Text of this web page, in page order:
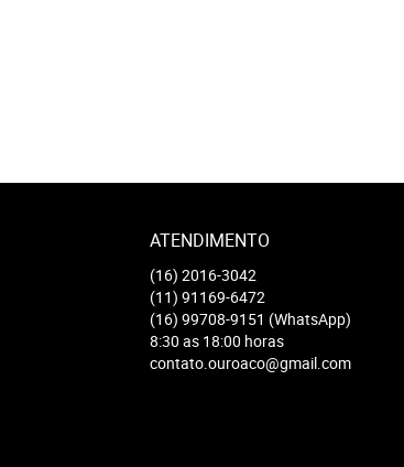
ATENDIMENTO
(16) 2016-3042
(11) 91169-6472
(16) 99708-9151 (WhatsApp)
8:30 as 18:00 horas
contato.ouroaco@gmail.com